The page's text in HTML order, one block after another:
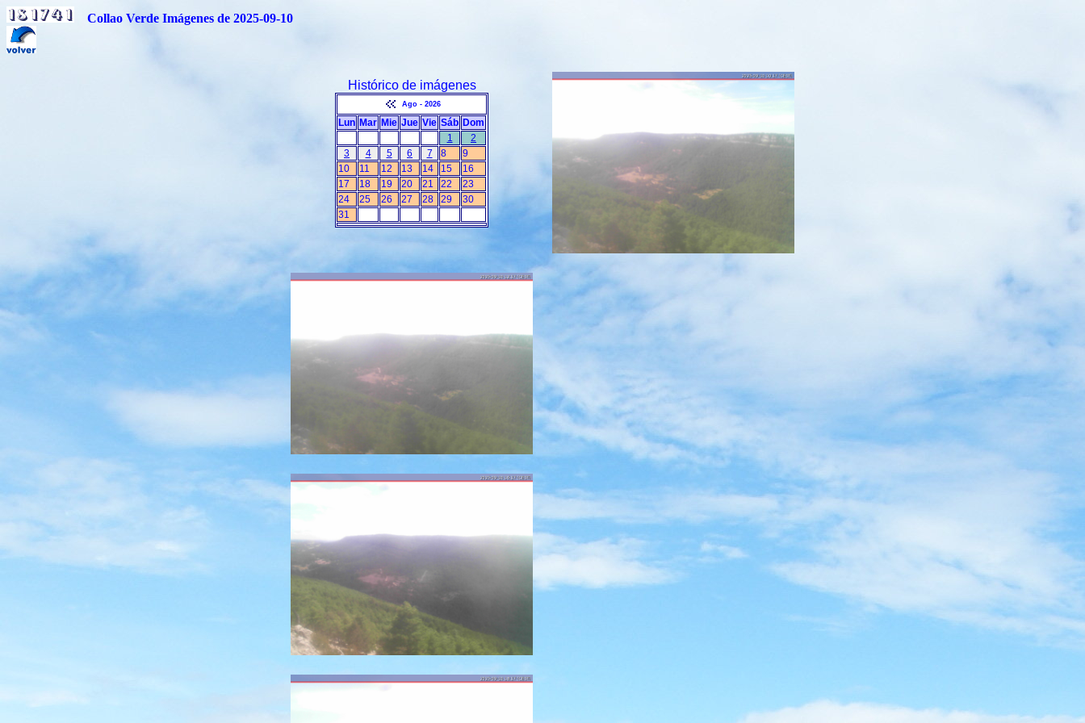
Collao Verde Imágenes de 2025-09-10
Histórico de imágenes
Ago - 2026
Lun Mar Mie Jue Vie Sáb Dom
1
2
3
4 5 6 7 8
9
10
11 12 13 14 15
16
17
18 19 20 21 22
23
24
25 26 27 28 29
30
31